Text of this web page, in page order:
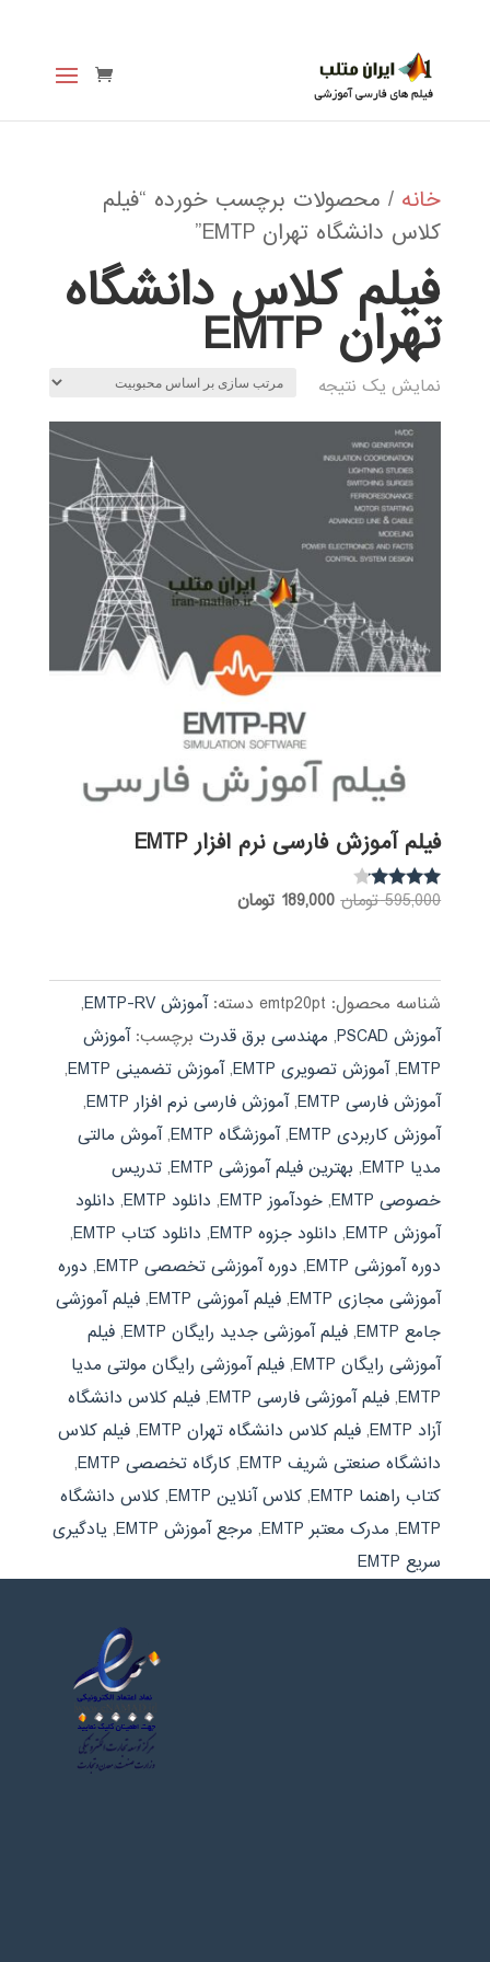
خانه / محصولات برچسب خورده “فیلم
کلاس دانشگاه تهران EMTP”
فیلم کلاس دانشگاه
تهران EMTP
نمایش یک نتیجه
فیلم آموزش فارسی نرم افزار EMTP
نمره
595,000 تومان قیمت
بود.
189,000 تومانقیمت
شناسه محصول: emtp20pt دسته:آموزش EMTP-RV
,
آموزش PSCAD
, مهندسی برق قدرت برچسب:آموزش
EMTP
,آموزش تصویری EMTP ,آموزش تضمینی EMTP
,
آموزش فارسی EMTP
,آموزش فارسی نرم افزار EMTP
,
آموزش کاربردی EMTP
,آموزشگاه EMTP ,آموش مالتی
مدیا EMTP
, بهترین فیلم آموزشی EMTP , تدریس
خصوصی EMTP
, خودآموز EMTP , دانلود EMTP , دانلود
آموزش EMTP
, دانلود جزوه EMTP , دانلود کتاب EMTP
,
دوره آموزشی EMTP
, دوره آموزشی تخصصی EMTP , دوره
آموزشی مجازی EMTP
, فیلم آموزشی EMTP , فیلم آموزشی
جامع EMTP
, فیلم آموزشی جدید رایگان EMTP , فیلم
آموزشی رایگان EMTP
, فیلم آموزشی رایگان مولتی مدیا
EMTP
, فیلم آموزشی فارسی EMTP , فیلم کلاس دانشگاه
آزاد EMTP
, فیلم کلاس دانشگاه تهران EMTP , فیلم کلاس
دانشگاه صنعتی شریف EMTP
, کارگاه تخصصی EMTP
,
کتاب راهنما EMTP
, کلاس آنلاین EMTP , کلاس دانشگاه
EMTP
, مدرک معتبر EMTP , مرجع آموزش EMTP , یادگیری
سریع EMTP